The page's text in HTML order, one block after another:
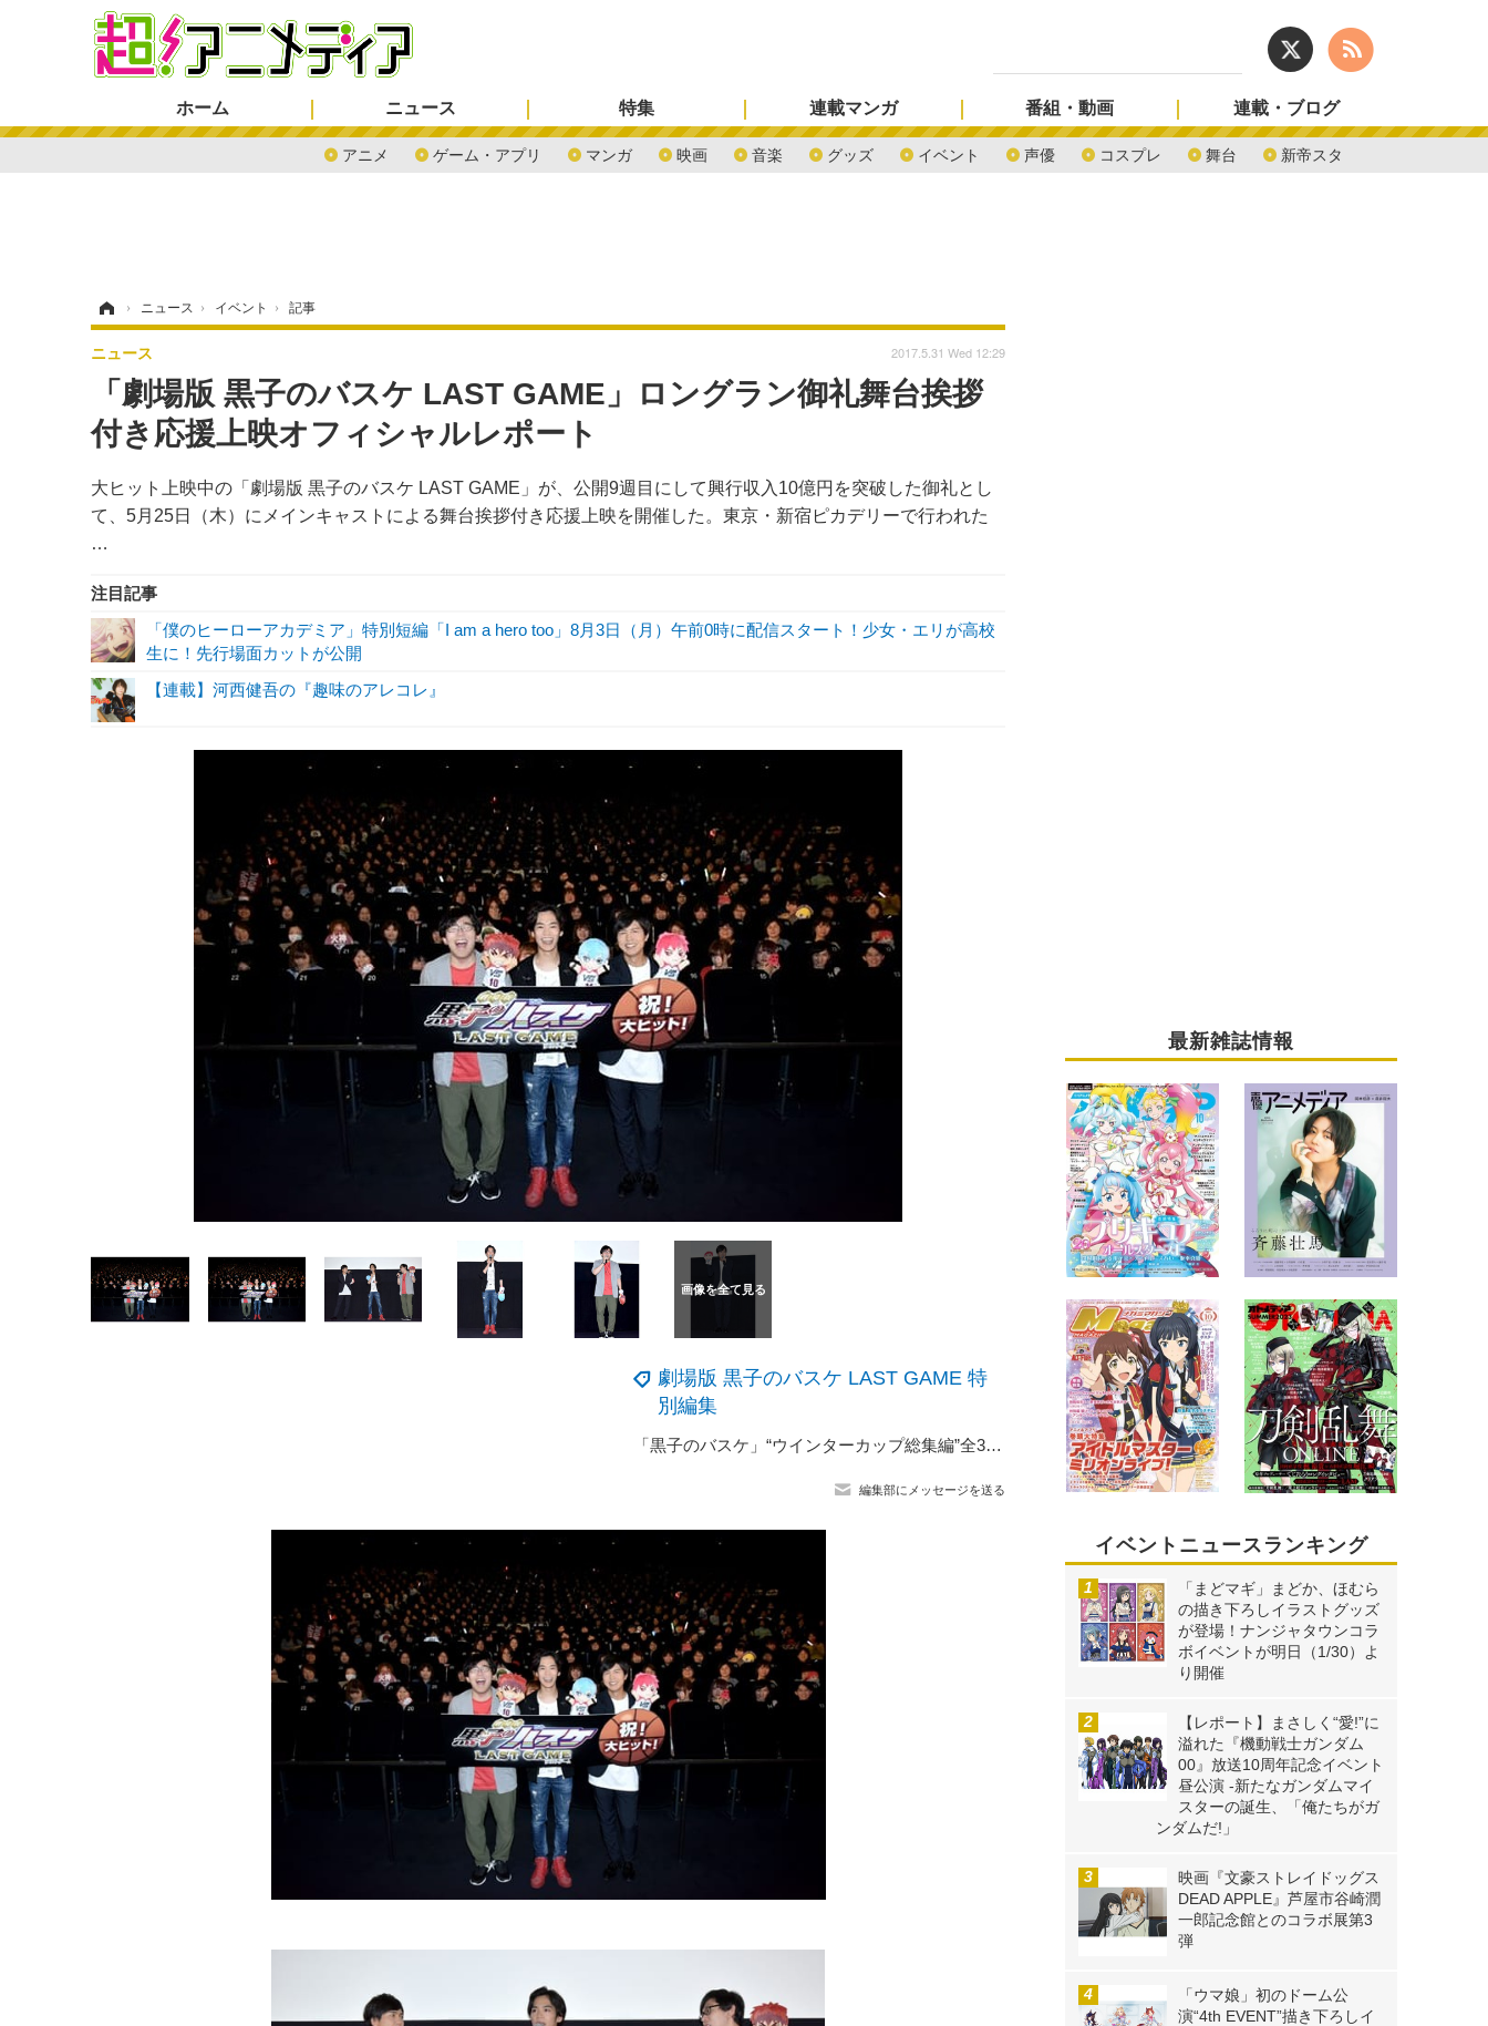
ホーム ニュース
アニメ ゲーム・アプリ マンガ 映画 音楽 グッズ イベント 声優 コスプレ 舞台 新帝スタ
特集 連載マンガ 番組・動画 連載・ブログ
› ニュース › イベント › 記事
「劇場版 黒子のバスケ LAST GAME」ロングラン御礼舞台挨拶
付き応援上映オフィシャルレポート
大ヒット上映中の「劇場版 黒子のバスケ LAST GAME」が、公開9週目にして興行収入10億円を突破した御礼とし
て、5月25日（木）にメインキャストによる舞台挨拶付き応援上映を開催した。東京・新宿ピカデリーで行われた
…
ニュース 2017.5.31 Wed 12:29
注目記事
「僕のヒーローアカデミア」特別短編「I am a hero too」8月3日（月）午前0時に配信スタート！少女・エリが高校
生に！先行場面カットが公開
【連載】河西健吾の『趣味のアレコレ』
劇場版 黒子のバスケ LAST GAME 特
別編集
「黒子のバスケ」“ウインターカップ総集編”全3作品＆劇場版LAST GAMEが一挙放送！ ABEMA特別企画「アベアニシネマ」にて
編集部にメッセージを送る
最新雑誌情報
イベントニュースランキング
「まどマギ」まどか、ほむら
の描き下ろしイラストグッズ
が登場！ナンジャタウンコラ
ボイベントが明日（1/30）よ
り開催
【レポート】まさしく“愛!”に
溢れた『機動戦士ガンダム
00』放送10周年記念イベント
昼公演 -新たなガンダムマイ
スターの誕生、「俺たちがガ
ンダムだ!」
映画『文豪ストレイドッグス
DEAD APPLE』芦屋市谷崎潤
一郎記念館とのコラボ展第3
弾
「ウマ娘」初のドーム公
演“4th EVENT”描き下ろしイ